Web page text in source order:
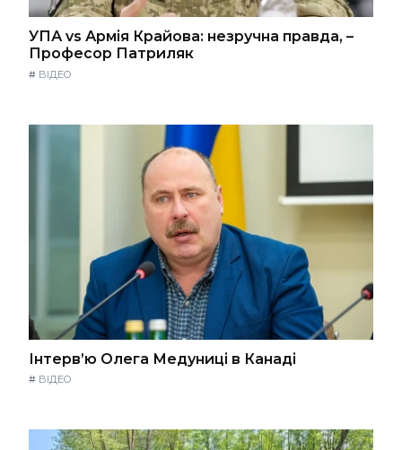
УПА vs Армія Крайова: незручна правда, –
Професор Патриляк
# ВІДЕО
Інтерв’ю Олега Медуниці в Канаді
# ВІДЕО